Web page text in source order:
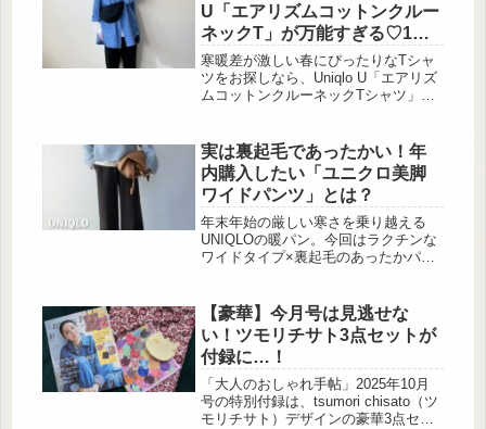
U「エアリズムコットンクルー
ネックT」が万能すぎる♡1枚
でもレイヤードでも！
寒暖差が激しい春にぴったりなTシャ
ツをお探しなら、Uniqlo U「エアリズ
ムコットンクルーネックTシャツ」が
適に使えるアイテムなんです。Uniqlo
Uのメンズアイテム「エアリズムコッ
トンクルーネックTシャツ」とは？ こ
の投稿をInstagramで見る
(@puuuu.piiii)がシェアした投稿 Uniqlo
Uの「エアリズ...
実は裏起毛であったかい！年
内購入したい「ユニクロ美脚
ワイドパンツ」とは？
年末年始の厳しい寒さを乗り越える
UNIQLOの暖パン。今回はラクチンな
ワイドタイプ×裏起毛のあったかパン
いめにも着こなせるパンツですよ！シ
ーンを選ばすに穿ける「ウォームフリ
ースストレートパンツ」 この投稿を
Instagramで見る (@kanaripo216)がシ
ェアした投稿「ウォームフリーススト
レートパンツ」は、なめらかで柔ら...
【豪華】今月号は見逃せな
い！ツモリチサト3点セットが
付録に…！
「大人のおしゃれ手帖」2025年10月
号の特別付録は、tsumori chisato（ツ
モリチサト）デザインの豪華3点セッ